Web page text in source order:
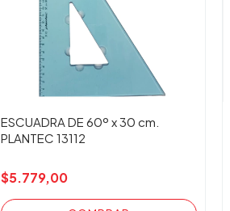
ESCUADRA DE 60º x 30 cm.
PLANTEC 13112
$5.779,00